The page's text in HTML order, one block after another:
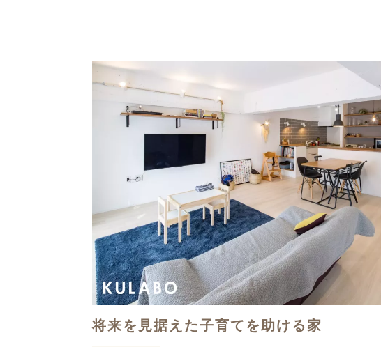
将来を見据えた子育てを助ける家